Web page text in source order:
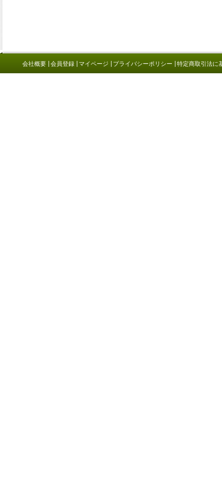
会社概要 会員登録 マイページ プライバシーポリシー 特定商取引法に